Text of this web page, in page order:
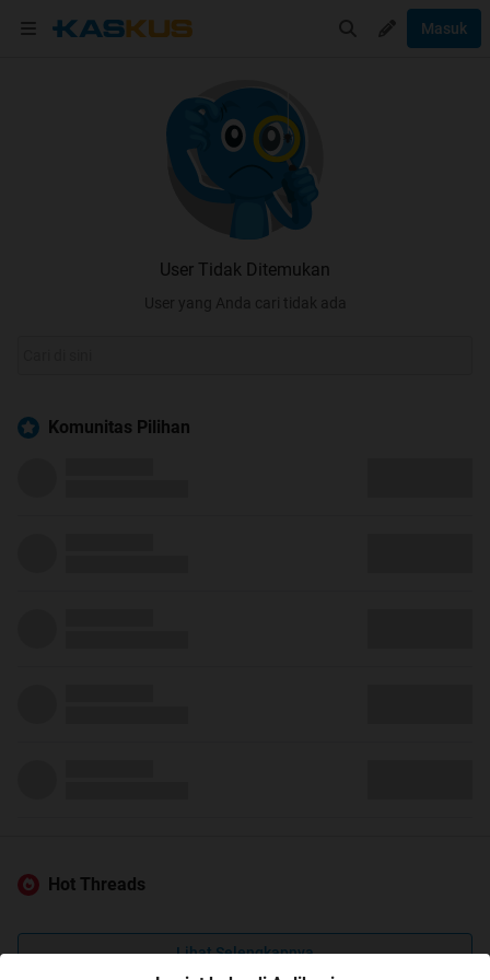
Masuk
User Tidak Ditemukan
User yang Anda cari tidak ada
Komunitas Pilihan
Hot Threads
Lihat Selengkapnya